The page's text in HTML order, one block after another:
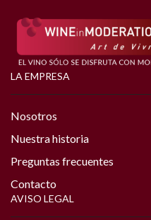
LA EMPRESA
Nosotros
Nuestra historia
Preguntas frecuentes
Contacto
AVISO LEGAL